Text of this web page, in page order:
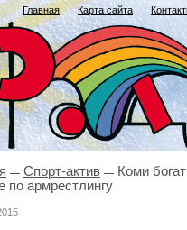
Главная Карта сайта
Спорт-актив
Коми
по армрестлингу